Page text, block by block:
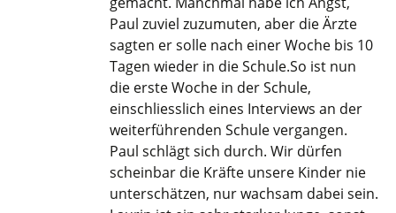
Paul zuviel zuzumuten, aber die Ärzte
sagten er solle nach einer Woche bis 10
Tagen wieder in die Schule.So ist nun
die erste Woche in der Schule,
einschliesslich eines Interviews an der
weiterführenden Schule vergangen.
Paul schlägt sich durch. Wir dürfen
scheinbar die Kräfte unsere Kinder nie
unterschätzen, nur wachsam dabei sein.